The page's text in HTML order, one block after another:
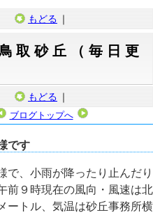
もどる ｜
取砂丘（毎日更
もどる ｜
ブログトップへ
です
で、小雨が降ったり止んだり
前９時現在の風向・風速は北
ートル、気温は砂丘事務所横